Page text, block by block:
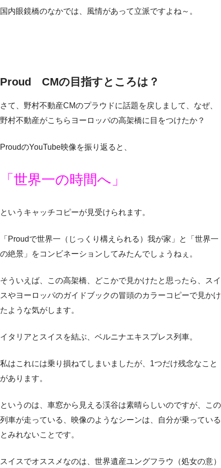
国内眼鏡橋のなかでは、風情があって立派ですよね～。
Proud CMの目指すところは？
さて、野村不動産CMのプラウドに話題を戻しまして、なぜ、
野村不動産がこちらヨーロッパの高架橋に目をつけたか？
ProudのYouTube映像を振り返ると、
「世界一の時間へ」
というキャッチコピーが見受けられます。
「Proudで世界一（じっくり構えられる）我が家」と「世界一
の絶景」をコンビネーションしてみたんでしょうねぇ。
そういえば、この高架橋、どこかで見かけたと思ったら、スイ
スやヨーロッパのガイドブックの冒頭のカラーコピーで見かけ
たような気がします。
イタリアとスイスを結ぶ、ベルニナエキスプレス列車。
私はこれには乗り損ねてしまいましたが、1つだけ残念なこと
があります。
というのは、車窓から見える渓谷は素晴らしいのですが、この
列車が走っている、映像のようなシーンは、自分が乗っている
とみれないことです。
スイスでオススメなのは、世界遺産ユングフラウ（処女の意）